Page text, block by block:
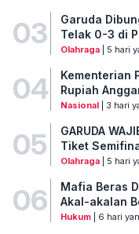
03
Garuda
Telak 0-3 di
Olahraga| 5 hari
04
Kementerian
Rupiah
Nasional| 3 hari
05
GARUDA
Tiket
Olahraga| 5 hari
06
Mafia Beras
Akal-akalan
Hukum| 6 hari